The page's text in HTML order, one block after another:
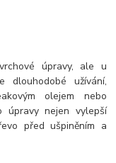
úpravy, ale u
dlouhodobé užívání,
olejem nebo
úpravy nejen vylepší
před ušpiněním a